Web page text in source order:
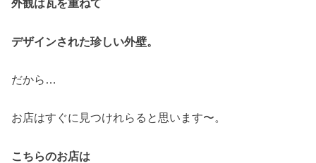
外観は瓦を重ねて
デザインされた珍しい外壁。
だから…
お店はすぐに見つけれらると思います〜。
こちらのお店は